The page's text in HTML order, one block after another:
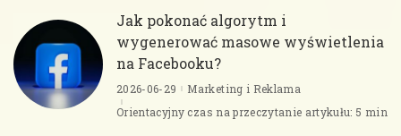
Jak pokonać algorytm i
wygenerować masowe wyświetlenia
na Facebooku?
2026-06-29
Marketing i Reklama
Orientacyjny czas na przeczytanie artykułu: 5 min